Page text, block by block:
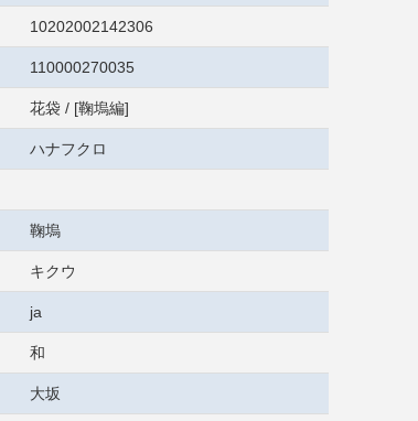
10202002142306
110000270035
花袋 / [鞠塢編]
ハナフクロ
鞠塢
キクウ
ja
和
大坂